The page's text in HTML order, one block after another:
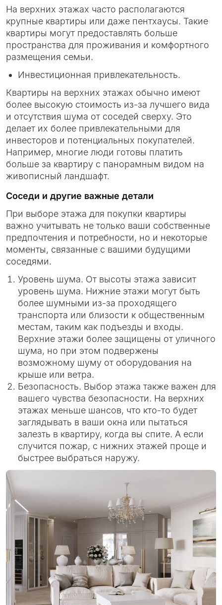
На верхних этажах часто располагаются
крупные квартиры или даже пентхаусы. Такие
квартиры могут предоставлять больше
пространства для проживания и комфортного
размещения семьи.
Инвестиционная привлекательность.
Квартиры на верхних этажах обычно имеют
более высокую стоимость из-за лучшего вида
и отсутствия шума от соседей сверху. Это
делает их более привлекательными для
инвесторов и потенциальных покупателей.
Например, многие люди готовы платить
больше за квартиру с панорамным видом на
живописный ландшафт.
Соседи и другие важные детали
При выборе этажа для покупки квартиры
важно учитывать не только ваши собственные
предпочтения и потребности, но и некоторые
моменты, связанные с вашими будущими
соседями.
Уровень шума. От высоты этажа зависит
уровень шума. Нижние этажи могут быть
более шумными из-за проходящего
транспорта или близости к общественным
местам, таким как подъезды и входы.
Верхние этажи более защищены от уличного
шума, но при этом подвержены
возможному шуму от оборудования на
крыше или ветра.
Безопасность. Выбор этажа также важен для
вашего чувства безопасности. На верхних
этажах меньше шансов, что кто-то будет
заглядывать в ваши окна или пытаться
залезть в квартиру, когда вы спите. А если
случится пожар, с нижних этажей проще и
быстрее выбраться наружу.